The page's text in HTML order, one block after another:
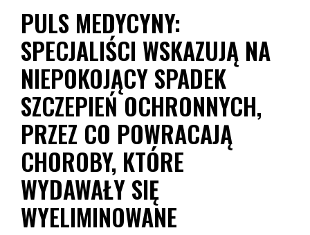
PULS MEDYCYNY:
SPECJALIŚCI WSKAZUJĄ NA
NIEPOKOJĄCY SPADEK
SZCZEPIEŃ OCHRONNYCH,
PRZEZ CO POWRACAJĄ
CHOROBY, KTÓRE
WYDAWAŁY SIĘ
WYELIMINOWANE